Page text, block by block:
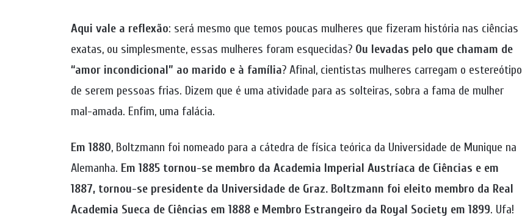
Aqui vale a reflexão: será mesmo que temos poucas mulheres que fizeram história nas ciências
exatas, ou simplesmente, essas mulheres foram esquecidas? Ou levadas pelo que chamam de
“amor incondicional” ao marido e à família? Afinal, cientistas mulheres carregam o estereótipo
de serem pessoas frias. Dizem que é uma atividade para as solteiras, sobra a fama de mulher
mal-amada. Enfim, uma falácia.
Em 1880, Boltzmann foi nomeado para a cátedra de física teórica da Universidade de Munique na
Alemanha. Em 1885 tornou-se membro da Academia Imperial Austríaca de Ciências e em
1887, tornou-se presidente da Universidade de Graz. Boltzmann foi eleito membro da Real
Academia Sueca de Ciências em 1888 e Membro Estrangeiro da Royal Society em 1899. Ufa!